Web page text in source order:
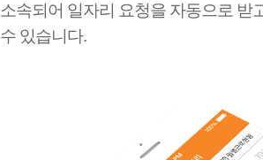
소속되어 일자리 요청을 자동으로 받
수 있습니다.